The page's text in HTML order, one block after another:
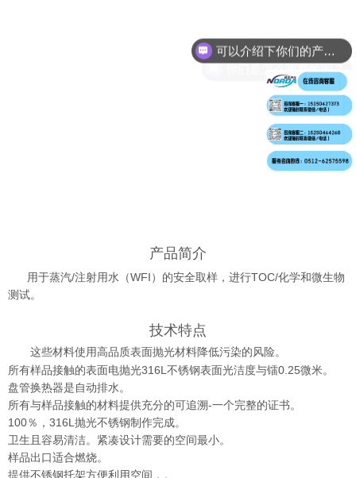
产品简介
用于蒸汽/注射用水（WFI）的安全取样，进行TOC/化学和微生物
测试。
技术特点
这些材料使用高品质表面抛光材料降低污染的风险。
所有样品接触的表面电抛光316L不锈钢表面光洁度与镭0.25微米。
盘管换热器是自动排水。
所有与样品接触的材料提供充分的可追溯-一个完整的证书。
100％，316L抛光不锈钢制作完成。
卫生且容易清洁。紧凑设计需要的空间最小。
样品出口适合燃烧。
提供不锈钢托架方便利用空间，。
你们是怎么收费的呢？